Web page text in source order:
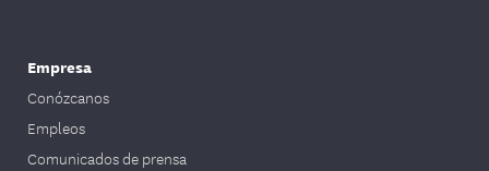
Empresa
Conózcanos
Empleos
Comunicados de prensa